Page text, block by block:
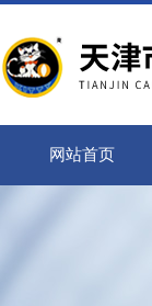
网站首页